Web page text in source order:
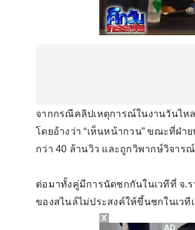
จากกรณีคลิปเหตุการณ์ในงานวันไหล
โดยอ้างว่า “เห็นหน้ากวน” ขณะที่ฝ่า
กว่า 40 ล้านวิว และถูกวิพากษ์วิจาร
ต่อมาทั้งคู่มีการนัดชกกันในเวทีที่ จ.
ของสไนล์ไม่ประสงค์ให้ขึ้นชกในเวที
X